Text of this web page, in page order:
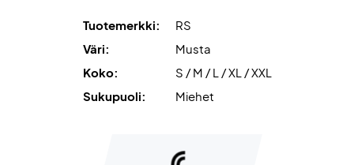
Tuotemerkki:
RS
Väri:
Musta
Koko:
S / M / L / XL / XXL
Sukupuoli:
Miehet